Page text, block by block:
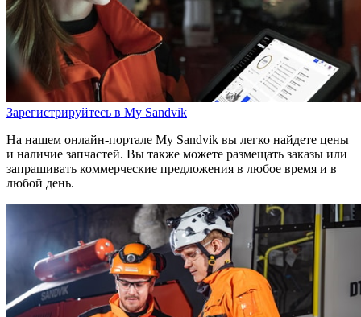
Зарегистрируйтесь в My Sandvik
На нашем онлайн-портале My Sandvik вы легко найдете цены
и наличие запчастей. Вы также можете размещать заказы или
запрашивать коммерческие предложения в любое время и в
любой день.